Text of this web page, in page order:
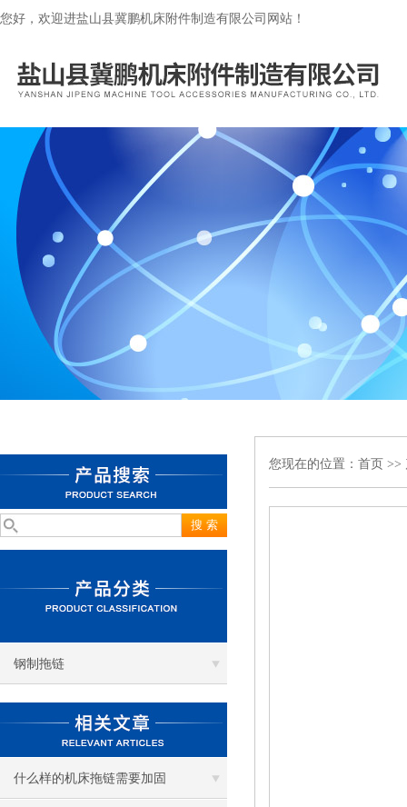
您好，欢迎进盐山县冀鹏机床附件制造有限公司网站！
钢制拖链
什么样的机床拖链需要加固
您现在的位置： 首页 >>